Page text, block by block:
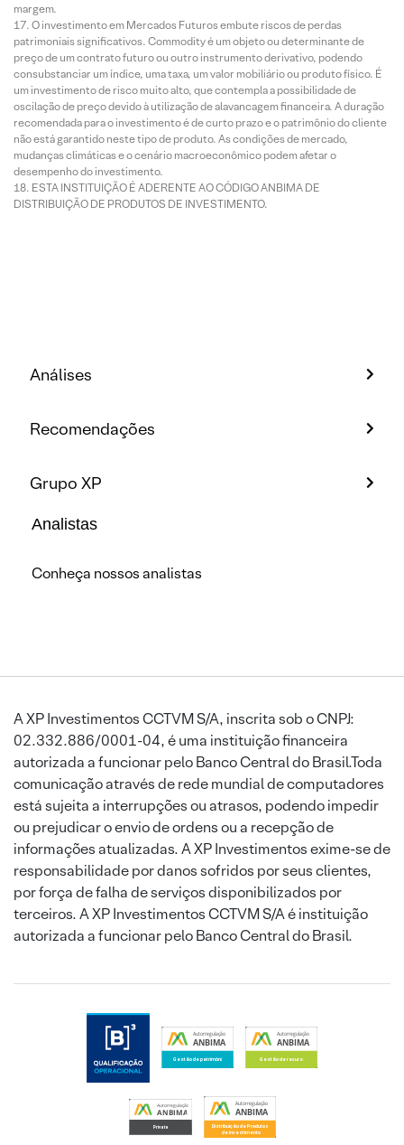
margem.
O investimento em Mercados Futuros embute riscos de perdas
patrimoniais significativos. Commodity é um objeto ou determinante de
preço de um contrato futuro ou outro instrumento derivativo, podendo
consubstanciar um índice, uma taxa, um valor mobiliário ou produto físico. É
um investimento de risco muito alto, que contempla a possibilidade de
oscilação de preço devido à utilização de alavancagem financeira. A duração
recomendada para o investimento é de curto prazo e o patrimônio do cliente
não está garantido neste tipo de produto. As condições de mercado,
mudanças climáticas e o cenário macroeconômico podem afetar o
desempenho do investimento.
ESTA INSTITUIÇÃO É ADERENTE AO CÓDIGO ANBIMA DE
DISTRIBUIÇÃO DE PRODUTOS DE INVESTIMENTO.
Análises
Recomendações
Grupo XP
Analistas
Conheça nossos analistas
A XP Investimentos CCTVM S/A, inscrita sob o CNPJ:
02.332.886/0001-04, é uma instituição financeira
autorizada a funcionar pelo Banco Central do Brasil.Toda
comunicação através de rede mundial de computadores
está sujeita a interrupções ou atrasos, podendo impedir
ou prejudicar o envio de ordens ou a recepção de
informações atualizadas. A XP Investimentos exime-se de
responsabilidade por danos sofridos por seus clientes,
por força de falha de serviços disponibilizados por
terceiros. A XP Investimentos CCTVM S/A é instituição
autorizada a funcionar pelo Banco Central do Brasil.